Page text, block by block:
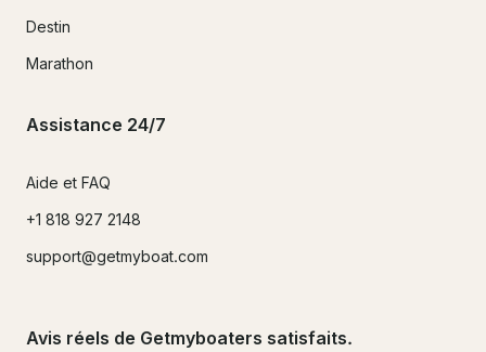
Destin
Marathon
Assistance 24/7
Aide et FAQ
+1 818 927 2148
support@getmyboat.com
Avis réels de Getmyboaters satisfaits.